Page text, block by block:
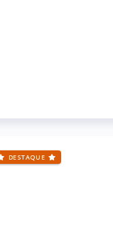
DESTAQUE